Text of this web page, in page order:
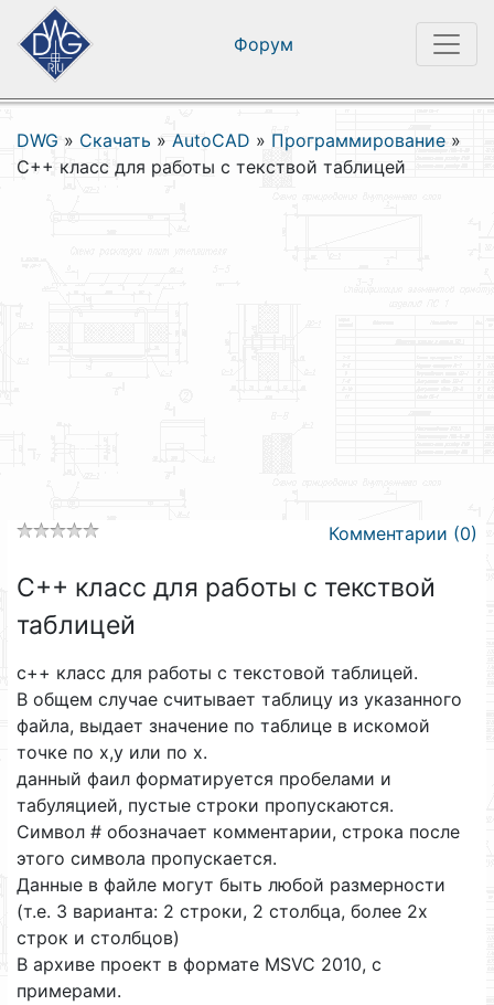
Форум
DWG » Скачать » AutoCAD » Программирование »
С++ класс для работы с текствой таблицей
Комментарии (0)
С++ класс для работы с текствой
таблицей
с++ класс для работы с текстовой таблицей.
В общем случае считывает таблицу из указанного
файла, выдает значение по таблице в искомой
точке по x,y или по x.
данный фаил форматируется пробелами и
табуляцией, пустые строки пропускаются.
Символ # обозначает комментарии, строка после
этого символа пропускается.
Данные в файле могут быть любой размерности
(т.е. 3 варианта: 2 строки, 2 столбца, более 2х
строк и столбцов)
В архиве проект в формате MSVC 2010, с
примерами.